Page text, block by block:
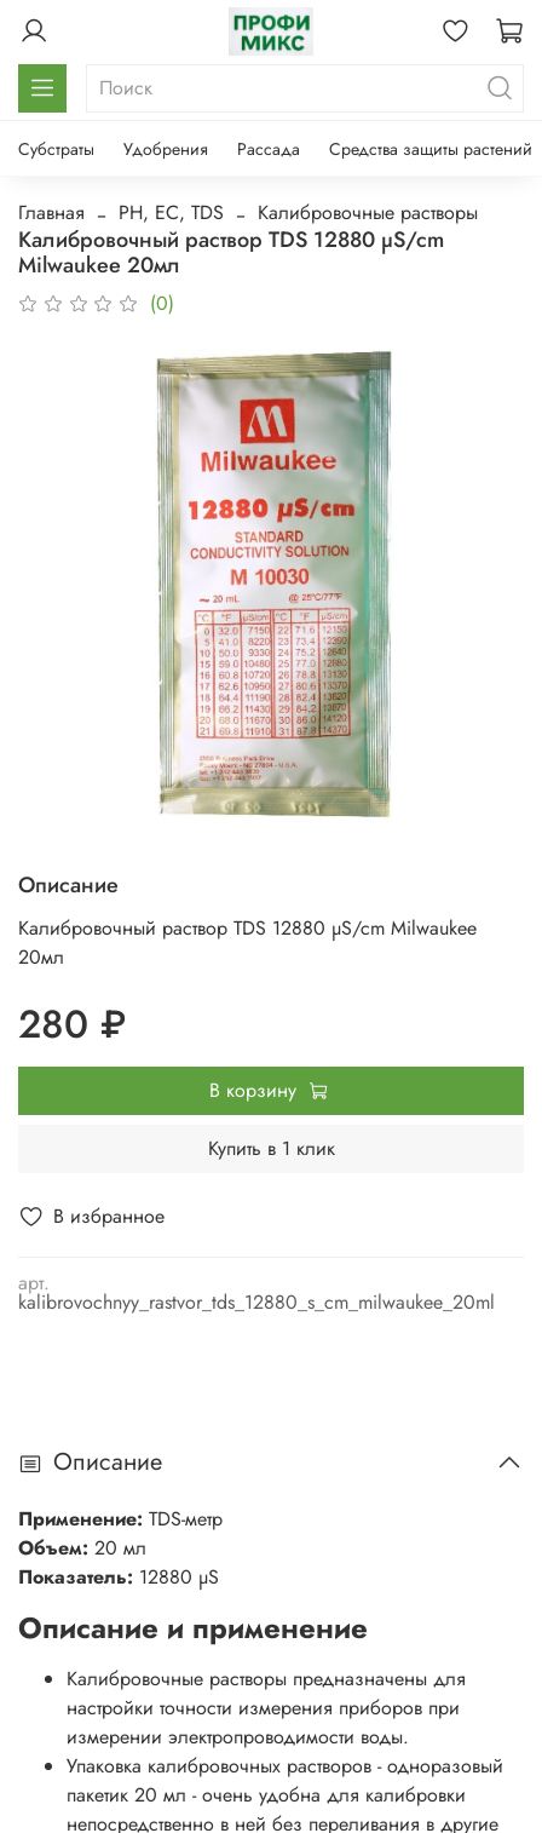
Субстраты Удобрения Рассада Средства защиты растений
Главная PH, EC, TDS Калибровочные растворы
Калибровочный раствор TDS 12880 µS/cm
Milwaukee 20мл
(0)
В избранное
арт.
kalibrovochnyy_rastvor_tds_12880_s_cm_milwaukee_20ml
Описание
Калибровочный раствор TDS 12880 µS/cm Milwaukee
20мл
280 ₽
В корзину
Купить в 1 клик
Описание
Применение: TDS-метр
Объем: 20 мл
Показатель: 12880 µS
Описание и применение
Калибровочные растворы предназначены для
настройки точности измерения приборов при
измерении электропроводимости воды.
Упаковка калибровочных растворов - одноразовый
пакетик 20 мл - очень удобна для калибровки
непосредственно в ней без переливания в другие